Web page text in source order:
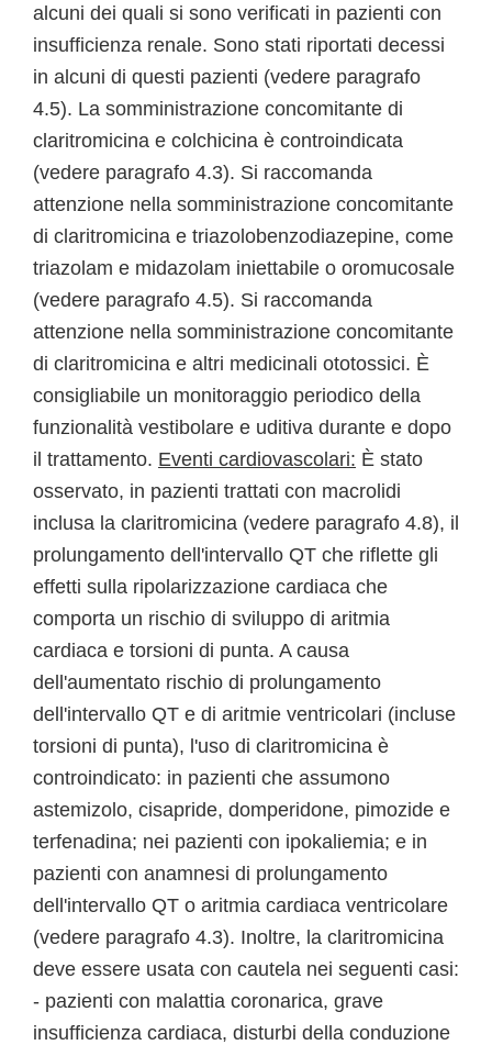
alcuni dei quali si sono verificati in pazienti con
insufficienza renale. Sono stati riportati decessi
in alcuni di questi pazienti (vedere paragrafo
4.5). La somministrazione concomitante di
claritromicina e colchicina è controindicata
(vedere paragrafo 4.3). Si raccomanda
attenzione nella somministrazione concomitante
di claritromicina e triazolobenzodiazepine, come
triazolam e midazolam iniettabile o oromucosale
(vedere paragrafo 4.5). Si raccomanda
attenzione nella somministrazione concomitante
di claritromicina e altri medicinali ototossici. È
consigliabile un monitoraggio periodico della
funzionalità vestibolare e uditiva durante e dopo
il trattamento. Eventi cardiovascolari: È stato
osservato, in pazienti trattati con macrolidi
inclusa la claritromicina (vedere paragrafo 4.8), il
prolungamento dell'intervallo QT che riflette gli
effetti sulla ripolarizzazione cardiaca che
comporta un rischio di sviluppo di aritmia
cardiaca e torsioni di punta. A causa
dell'aumentato rischio di prolungamento
dell'intervallo QT e di aritmie ventricolari (incluse
torsioni di punta), l'uso di claritromicina è
controindicato: in pazienti che assumono
astemizolo, cisapride, domperidone, pimozide e
terfenadina; nei pazienti con ipokaliemia; e in
pazienti con anamnesi di prolungamento
dell'intervallo QT o aritmia cardiaca ventricolare
(vedere paragrafo 4.3). Inoltre, la claritromicina
deve essere usata con cautela nei seguenti casi:
- pazienti con malattia coronarica, grave
insufficienza cardiaca, disturbi della conduzione